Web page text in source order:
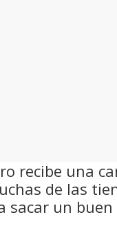
recibe una
de las
sacar un buen